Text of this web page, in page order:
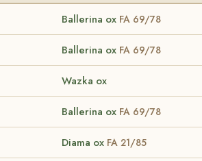
Ballerina ox FA 69/78
Ballerina ox FA 69/78
Wazka ox
Ballerina ox FA 69/78
Diama ox FA 21/85